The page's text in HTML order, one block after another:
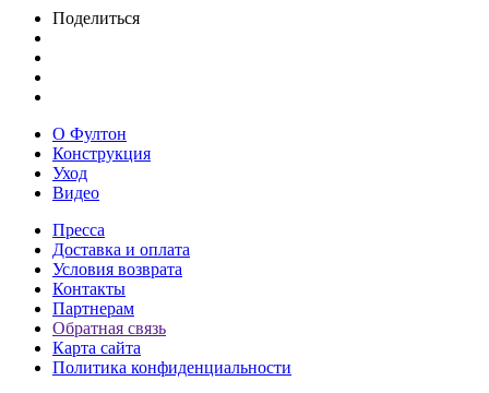
Поделиться
О Фултон
Конструкция
Уход
Видео
Пресса
Доставка и оплата
Условия возврата
Контакты
Партнерам
Обратная связь
Карта сайта
Политика конфиденциальности